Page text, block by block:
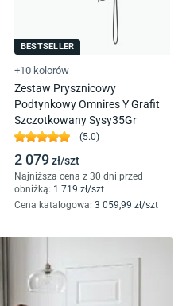
BESTSELLER
+10 kolorów
Zestaw Prysznicowy
Podtynkowy Omnires Y Grafit
Szczotkowany Sysy35Gr
(5.0)
2 079zł/szt
Najniższa cena z 30 dni przed
obniżką: 1 719 zł/szt
Cena katalogowa: 3 059 ,99 zł/szt